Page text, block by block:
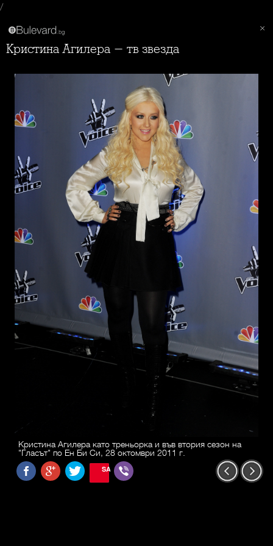
/
Кристина Агилера - тв звезда
Кристина Агилера като треньорка и във втория сезон на
"Гласът" по Ен Би Си, 28 октомври 2011 г.
SAVE